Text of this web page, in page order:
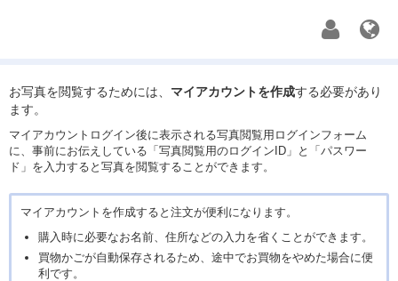
お写真を閲覧するためには、 マイアカウントを作成する必要があり
ます。
マイアカウントログイン後に表示される写真閲覧用ログインフォーム
に、事前にお伝えしている「写真閲覧用のログインID」と「パスワー
ド」を入力すると写真を閲覧することができます。
マイアカウントを作成すると注文が便利になります。
購入時に必要なお名前、住所などの入力を省くことができます。
買物かごが自動保存されるため、途中でお買物をやめた場合に便
利です。